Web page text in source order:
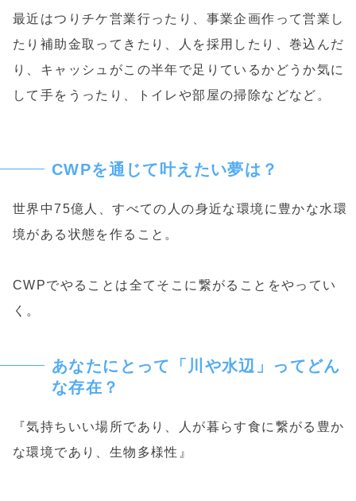
最近はつりチケ営業行ったり、事業企画作って営業し
たり補助金取ってきたり、人を採用したり、巻込んだ
り、キャッシュがこの半年で足りているかどうか気に
して手をうったり、トイレや部屋の掃除などなど。
CWPを通じて叶えたい夢は？
世界中75億人、すべての人の身近な環境に豊かな水環
境がある状態を作ること。
CWPでやることは全てそこに繋がることをやってい
く。
あなたにとって「川や水辺」ってどん
な存在？
『気持ちいい場所であり、人が暮らす食に繋がる豊か
な環境であり、生物多様性』